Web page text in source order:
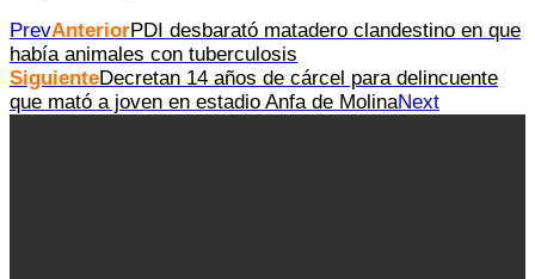
PrevAnteriorPDI desbarató matadero clandestino en que
había animales con tuberculosis
SiguienteDecretan 14 años de cárcel para delincuente
que mató a joven en estadio Anfa de MolinaNext